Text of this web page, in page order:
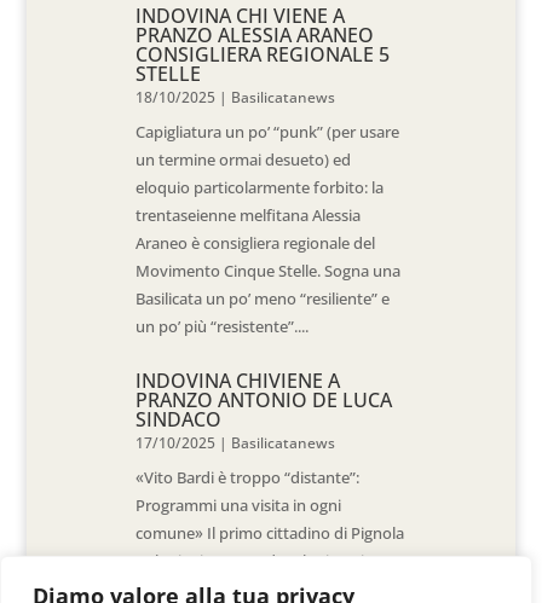
Diamo valore alla tua privacy
INDOVINA CHI VIENE A
PRANZO ALESSIA ARANEO
CONSIGLIERA REGIONALE 5
STELLE
18/10/2025 | Basilicatanews
Capigliatura un po’ “punk” (per usare
un termine ormai desueto) ed
eloquio particolarmente forbito: la
trentaseienne melfitana Alessia
Araneo è consigliera regionale del
Movimento Cinque Stelle. Sogna una
Basilicata un po’ meno “resiliente” e
un po’ più “resistente”....
INDOVINA CHIVIENE A
PRANZO ANTONIO DE LUCA
SINDACO
17/10/2025 | Basilicatanews
«Vito Bardi è troppo “distante”:
Programmi una visita in ogni
comune» Il primo cittadino di Pignola
«L’ho invitato a vedere la situazione
al Pantano, ma non è venuto. La